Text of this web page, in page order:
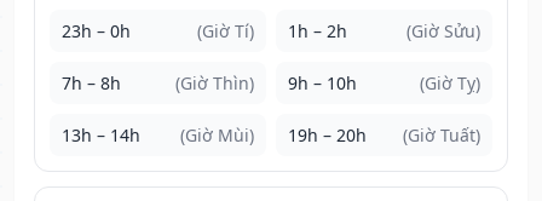
23h – 0h (Giờ Tí) 1h – 2h (Giờ Sửu)
7h – 8h (Giờ Thìn) 9h – 10h (Giờ Tỵ)
13h – 14h (Giờ Mùi) 19h – 20h (Giờ Tuất)